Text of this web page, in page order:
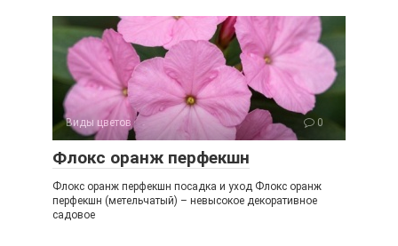
Виды цветов 0
Флокс оранж перфекшн
Флокс оранж перфекшн посадка и уход Флокс оранж
перфекшн (метельчатый) – невысокое декоративное
садовое